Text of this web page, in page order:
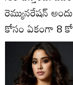
రెమ్యునరేషన్
కోసం ఏకంగా 8